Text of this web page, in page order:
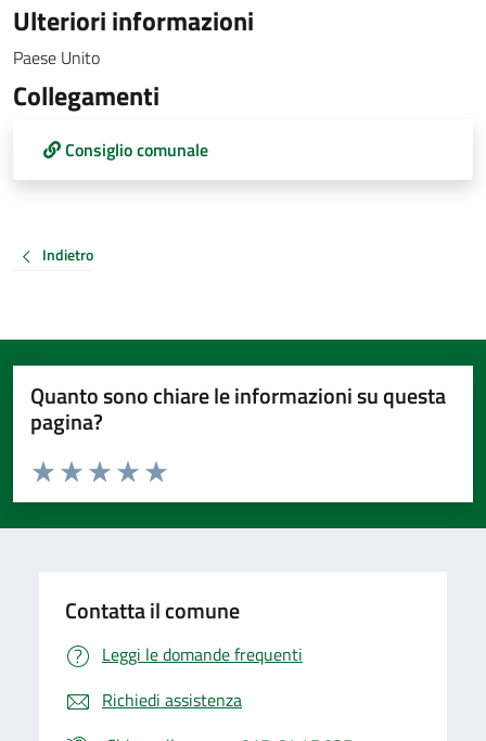
Ulteriori informazioni
Paese Unito
Collegamenti
Consiglio comunale
Indietro
Quanto sono chiare le informazioni su questa
pagina?
Valuta da 1 a 5 stelle la pagina
Valuta 5 stelle su 5
Valuta 4 stelle su 5
Valuta 3 stelle su 5
Valuta 2 stelle su 5
Valuta 1 stelle su 5
Contatta il comune
Leggi le domande frequenti
Richiedi assistenza